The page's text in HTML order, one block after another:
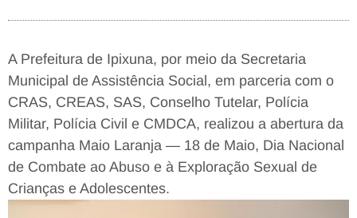
A Prefeitura de Ipixuna, por meio da Secretaria
Municipal de Assistência Social, em parceria com o
CRAS, CREAS, SAS, Conselho Tutelar, Polícia
Militar, Polícia Civil e CMDCA, realizou a abertura da
campanha Maio Laranja — 18 de Maio, Dia Nacional
de Combate ao Abuso e à Exploração Sexual de
Crianças e Adolescentes.